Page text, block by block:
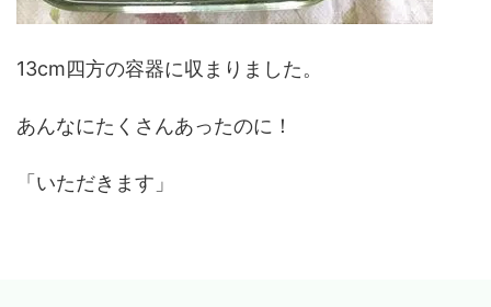
13cm四方の容器に収まりました。
あんなにたくさんあったのに！
「いただきます」